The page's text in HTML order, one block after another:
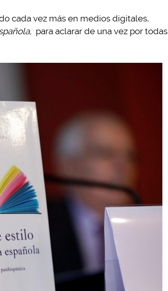
cada vez más en medios digitales,
para aclarar de una vez por todas